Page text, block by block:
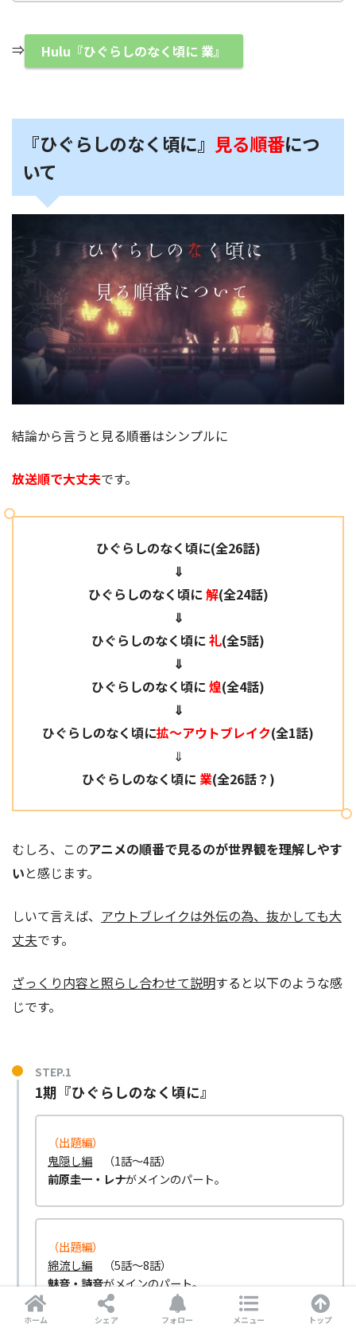
⇒ Hulu『ひぐらしのなく頃に 業』
『ひぐらしのなく頃に』 見る順番につ
いて
結論から言うと見る順番はシンプルに
放送順で大丈夫です。
ひぐらしのなく頃に(全26話)
⇓
ひぐらしのなく頃に解(全24話)
⇓
ひぐらしのなく頃に礼(全5話)
⇓
ひぐらしのなく頃に煌(全4話)
⇓
ひぐらしのなく頃に拡～アウトブレイク(全1話)
⇓
ひぐらしのなく頃に 業(全26話？)
むしろ、このアニメの順番で見るのが世界観を理解しやす
いと感じます。
しいて言えば、 アウトブレイクは外伝の為、抜かしても大
丈夫です。
ざっくり内容と照らし合わせて説明すると以下のような感
じです。
STEP.1
1期『ひぐらしのなく頃に』
（出題編）
鬼隠し編 （1話～4話）
前原圭一・レナがメインのパート。
（出題編）
綿流し編 （5話～8話）
魅音・詩音がメインのパート。
ホーム シェア フォロー メニュー トップ